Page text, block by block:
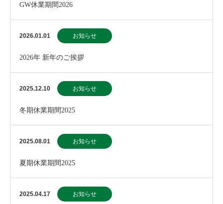
GW休業期間2026
2026.01.01 お知らせ
2026年 新年のご挨拶
2025.12.10 お知らせ
冬期休業期間2025
2025.08.01 お知らせ
夏期休業期間2025
2025.04.17 お知らせ